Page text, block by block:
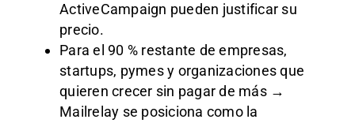
ActiveCampaign pueden justificar su
precio.
Para el 90 % restante de empresas,
startups, pymes y organizaciones que
quieren crecer sin pagar de más →
Mailrelay se posiciona como la